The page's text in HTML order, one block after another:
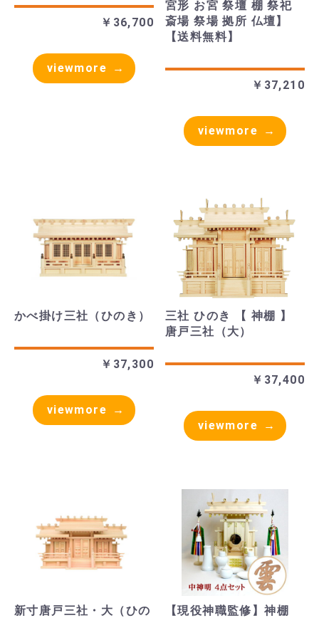
￥36,700
viewmore
宮形 お宮 祭壇 棚 祭祀
斎場 祭場 拠所 仏壇】
【送料無料】
￥37,210
viewmore
かべ掛け三社（ひのき）
￥37,300
viewmore
三社 ひのき 【 神棚 】
唐戸三社（大）
￥37,400
viewmore
新寸唐戸三社・大（ひの
【現役神職監修】神棚